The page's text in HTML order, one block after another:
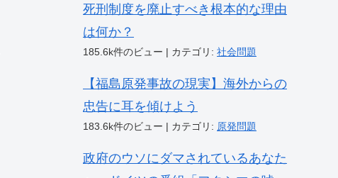
死刑制度を廃止すべき根本的な理由
は何か？
185.6k件のビュー | カテゴリ: 社会問題
【福島原発事故の現実】海外からの
忠告に耳を傾けよう
183.6k件のビュー | カテゴリ: 原発問題
政府のウソにダマされているあなた